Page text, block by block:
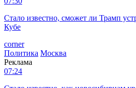
Стало известно, сможет ли Трамп
Кубе
corner
Политика Москва
Реклама
07:24